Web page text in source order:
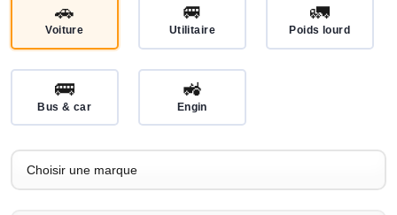
🚗
Voiture
🚐
Utilitaire
🚛
Poids lourd
🚌
Bus & car
🚜
Engin